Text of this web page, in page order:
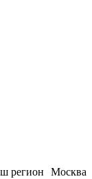
Москва
регион